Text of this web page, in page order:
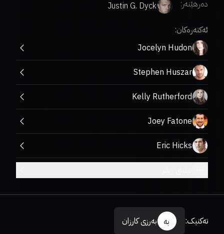
دەرهێنەر:
Justin G. Dyck
ئەکتەرەکان:
Jocelyn Hudon
Stephen Huszar
Kelly Rutherford
Joey Fatone
Eric Hicks
تەکنیک: بە بەرزی کارزان